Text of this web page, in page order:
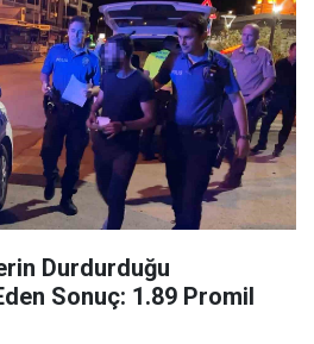
Durdurduğu
Sonuç: 1.89 Promil